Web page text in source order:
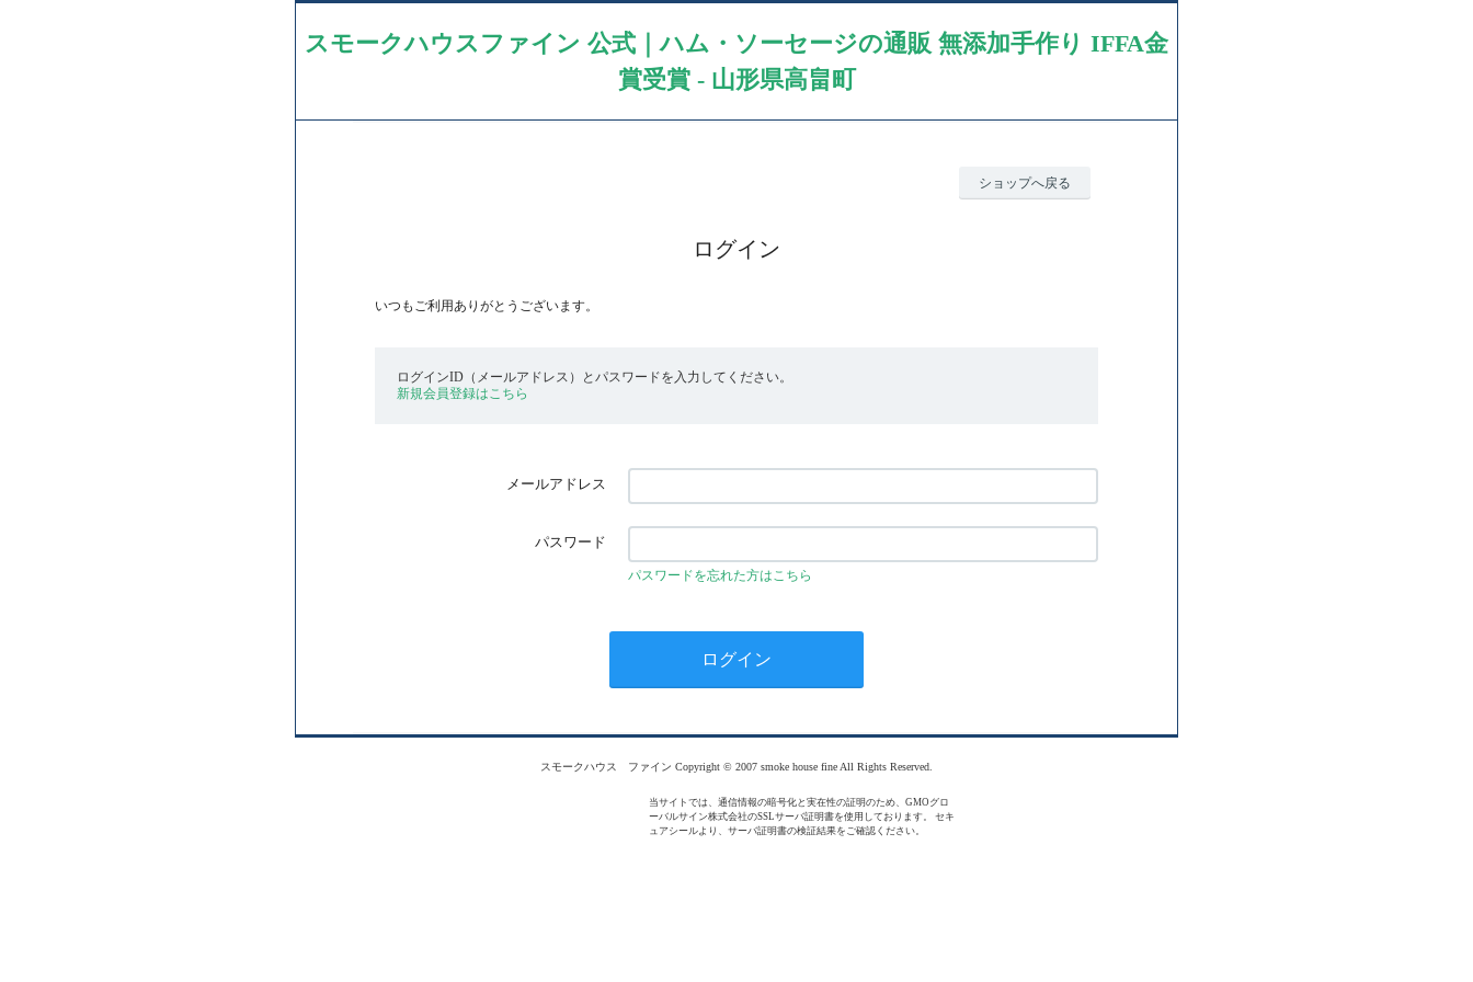
スモークハウスファイン 公式｜ハム・ソーセージの通販 無添加手作り IFFA金
賞受賞 - 山形県高畠町
ショップへ戻る
ログイン
いつもご利用ありがとうございます。
ログインID（メールアドレス）とパスワードを入力してください。
新規会員登録はこちら
メールアドレス
パスワード
パスワードを忘れた方はこちら
スモークハウス ファイン Copyright © 2007 smoke house fine All Rights Reserved.
当サイトでは、通信情報の暗号化と実在性の証明のため、GMOグロ
ーバルサイン株式会社のSSLサーバ証明書を使用しております。 セキ
ュアシールより、サーバ証明書の検証結果をご確認ください。